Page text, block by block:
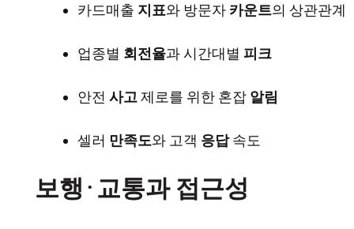
카드매출 지표와 방문자 카운트의 상관관계
업종별 회전율과 시간대별 피크
안전 사고제로를 위한 혼잡 알림
셀러 만족도와 고객 응답속도
보행·교통과 접근성